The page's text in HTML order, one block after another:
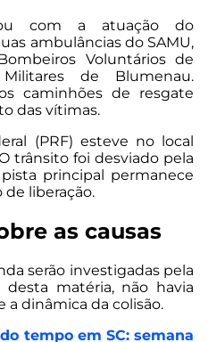
com a atuação do
ambulâncias do SAMU,
Voluntários de
de Blumenau.
caminhões de resgate
das vítimas.
(PRF) esteve no local
trânsito foi desviado pela
principal permanece
liberação.
as causas
serão investigadas pela
matéria, não havia
a dinâmica da colisão.
tempo em SC: semana